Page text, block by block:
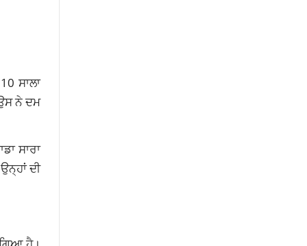
ਸਾਲਾ
ਨੇ ਦਮ
ਸਾਰਾ
ਦੀ